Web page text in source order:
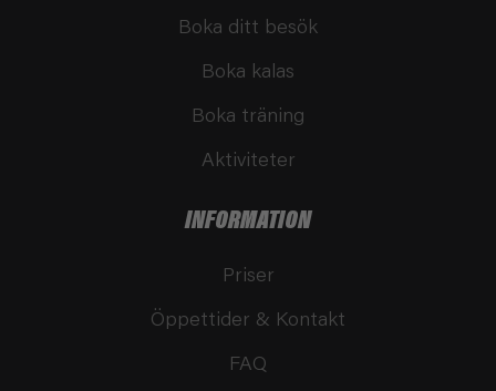
Boka ditt besök
Boka kalas
Boka träning
Aktiviteter
INFORMATION
Priser
Öppettider & Kontakt
FAQ